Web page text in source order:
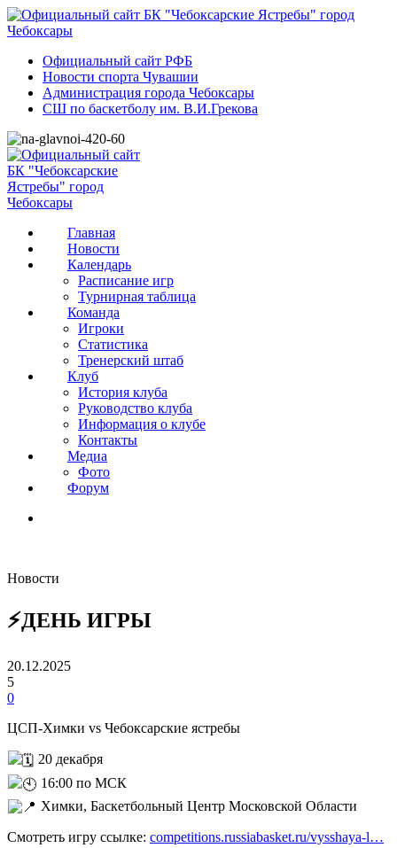
Официальный сайт РФБ
Новости спорта Чувашии
Администрация города Чебоксары
СШ по баскетболу им. В.И.Грекова
Главная
Новости
Календарь
Расписание игр
Турнирная таблица
Команда
Игроки
Статистика
Тренерский штаб
Клуб
История клуба
Руководство клуба
Информация о клубе
Контакты
Медиа
Фото
Форум
Новости
⚡️ДЕНЬ ИГРЫ
20.12.2025
5
0
ЦСП-Химки vs Чебоксарские ястребы
20 декабря
16:00 по МСК
Химки, Баскетбольный Центр Московской Области
Смотреть игру ссылке: competitions.russiabasket.ru/vysshaya-l…